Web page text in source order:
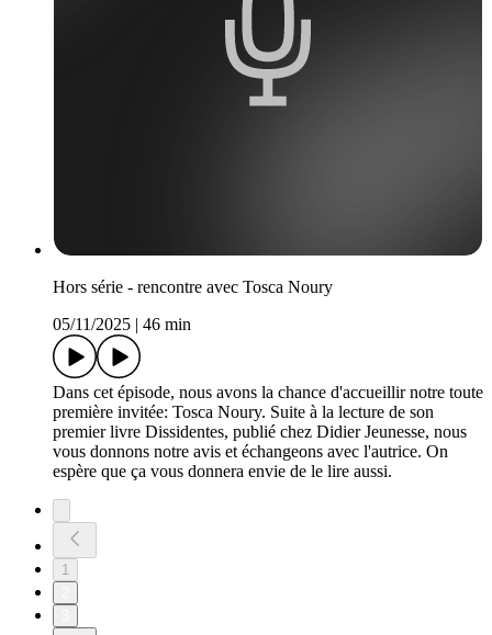
Hors série - rencontre avec Tosca Noury
05/11/2025 | 46 min
Dans cet épisode, nous avons la chance d'accueillir notre toute
première invitée: Tosca Noury. Suite à la lecture de son
premier livre Dissidentes, publié chez Didier Jeunesse, nous
vous donnons notre avis et échangeons avec l'autrice. On
espère que ça vous donnera envie de le lire aussi.
1